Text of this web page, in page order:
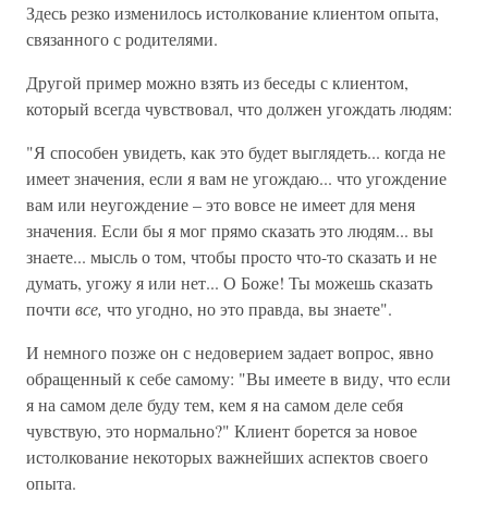
Здесь резко изменилось истолкование клиентом опыта,
связанного с родителями.
Другой пример можно взять из беседы с клиентом,
который всегда чувствовал, что должен угождать людям:
"Я способен увидеть, как это будет выглядеть... когда не
имеет значения, если я вам не угождаю... что угождение
вам или неугождение – это вовсе не имеет для меня
значения. Если бы я мог прямо сказать это людям... вы
знаете... мысль о том, чтобы просто что-то сказать и не
думать, угожу я или нет... О Боже! Ты можешь сказать
почти все, что угодно, но это правда, вы знаете".
И немного позже он с недоверием задает вопрос, явно
обращенный к себе самому: "Вы имеете в виду, что если
я на самом деле буду тем, кем я на самом деле себя
чувствую, это нормально?" Клиент борется за новое
истолкование некоторых важнейших аспектов своего
опыта.